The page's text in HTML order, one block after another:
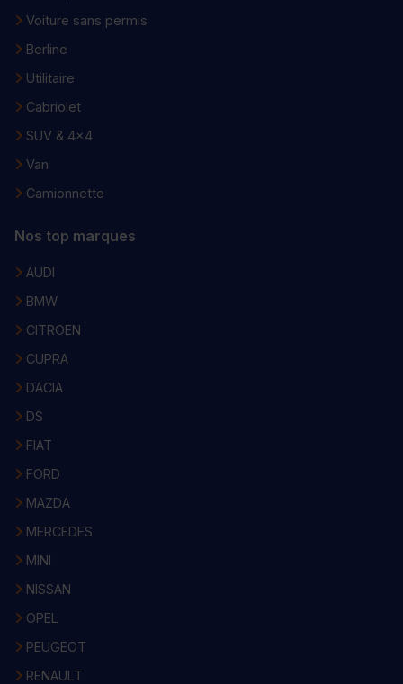
Voiture sans permis
Berline
Utilitaire
Cabriolet
SUV & 4x4
Van
Camionnette
Nos top marques
AUDI
BMW
CITROEN
CUPRA
DACIA
DS
FIAT
FORD
MAZDA
MERCEDES
MINI
NISSAN
OPEL
PEUGEOT
RENAULT